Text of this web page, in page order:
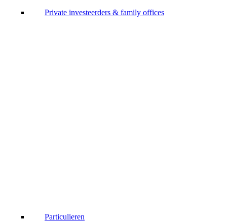
Private investeerders & family offices
Particulieren